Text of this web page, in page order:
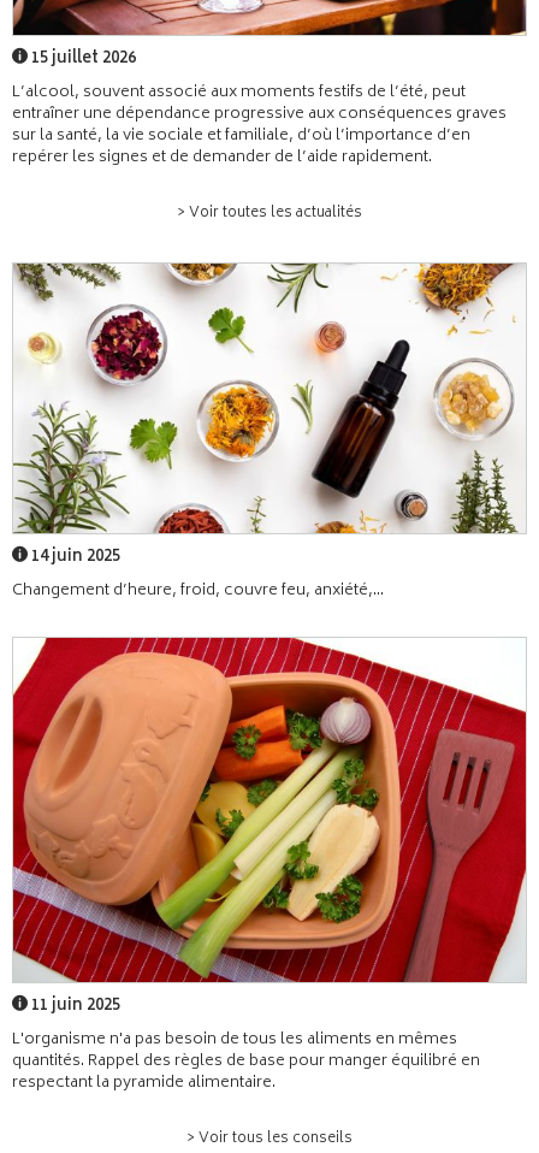
15 juillet 2026
L’alcool, souvent associé aux moments festifs de l’été, peut
entraîner une dépendance progressive aux conséquences graves
sur la santé, la vie sociale et familiale, d’où l’importance d’en
repérer les signes et de demander de l’aide rapidement.
> Voir toutes les actualités
14 juin 2025
Changement d’heure, froid, couvre feu, anxiété,...
11 juin 2025
L'organisme n'a pas besoin de tous les aliments en mêmes
quantités. Rappel des règles de base pour manger équilibré en
respectant la pyramide alimentaire.
> Voir tous les conseils